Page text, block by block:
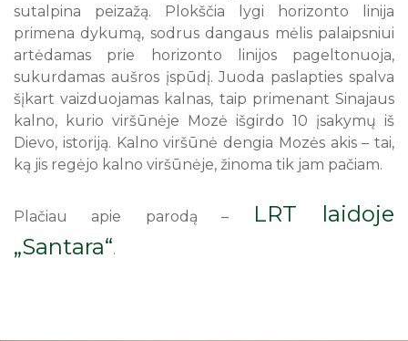
sutalpina peizažą. Plokščia lygi horizonto linija
primena dykumą, sodrus dangaus mėlis palaipsniui
artėdamas prie horizonto linijos pageltonuoja,
sukurdamas aušros įspūdį. Juoda paslapties spalva
šįkart vaizduojamas kalnas, taip primenant Sinajaus
kalno, kurio viršūnėje Mozė išgirdo 10 įsakymų iš
Dievo, istoriją. Kalno viršūnė dengia Mozės akis – tai,
ką jis regėjo kalno viršūnėje, žinoma tik jam pačiam.
Plačiau apie parodą –
LRT laidoje
„Santara“.